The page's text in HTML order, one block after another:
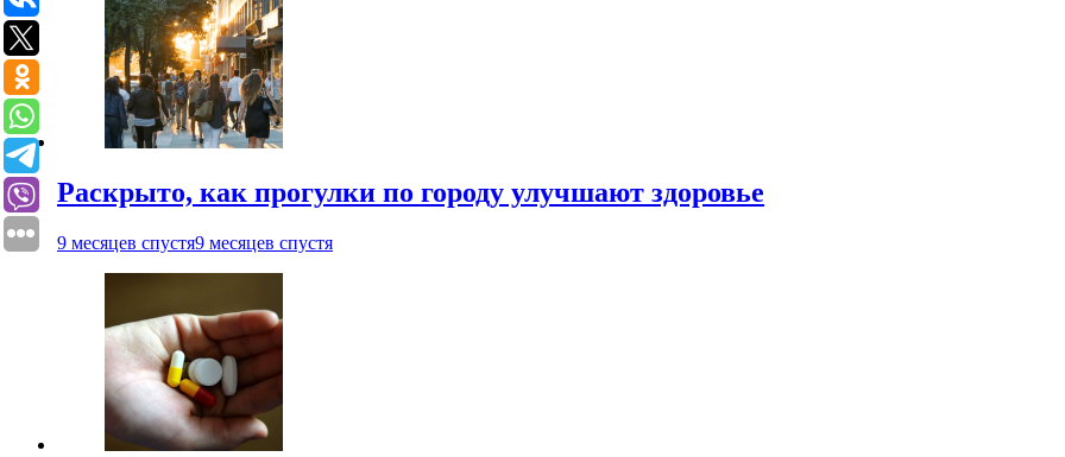
Раскрыто, как прогулки по городу улучшают здоровье
9 месяцев спустя9 месяцев спустя